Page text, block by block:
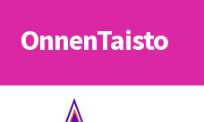
Siirry
navigointiin
Siirry
sisältöön
OnnenTaisto
Etusivu